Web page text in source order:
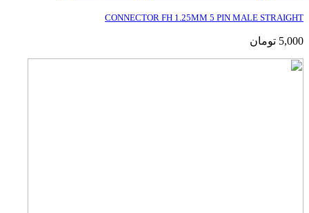
CONNECTOR FH 1.25MM 5 PIN MALE STRAIGHT
5,000 تومان